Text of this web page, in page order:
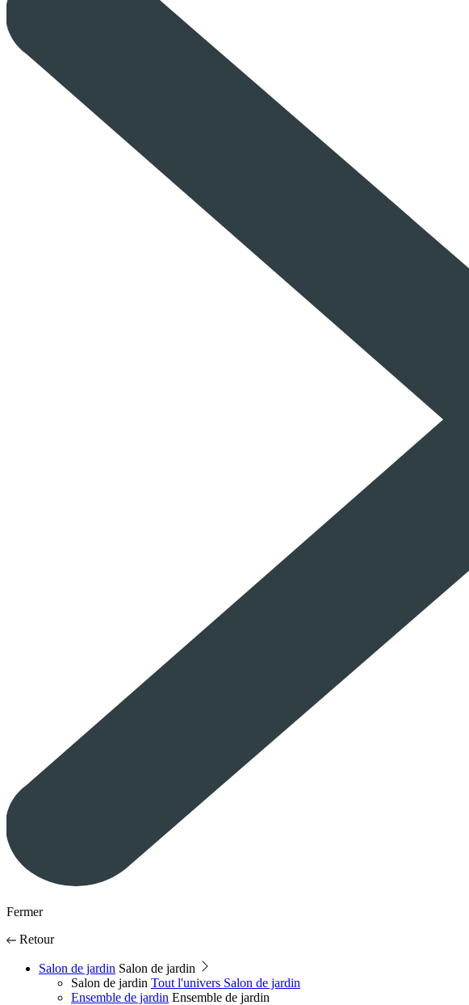
Fermer
Retour
Salon de jardin Salon de jardin
Salon de jardin Tout l'univers Salon de jardin
Ensemble de jardin Ensemble de jardin